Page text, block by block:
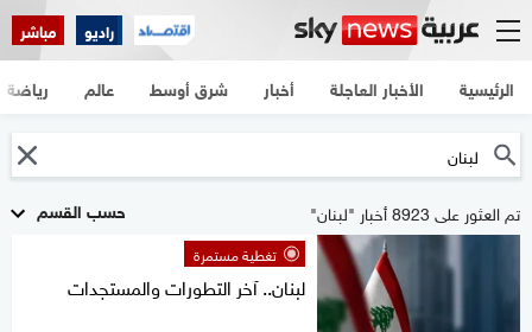
راديو مباشر
الرئيسية الأخبار العاجلة أخبار شرق أوسط عالم رياضة
حسب القسم تم العثور على 8923 أخبار "لبنان"
تغطية مستمرة
لبنان.. آخر التطورات والمستجدات